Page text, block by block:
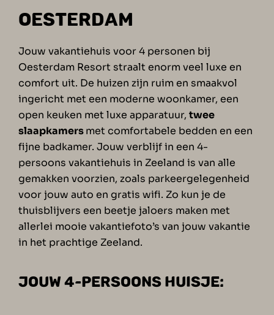
OESTERDAM
Jouw vakantiehuis voor 4 personen bij
Oesterdam Resort straalt enorm veel luxe en
comfort uit. De huizen zijn ruim en smaakvol
ingericht met een moderne woonkamer, een
open keuken met luxe apparatuur,twee
slaapkamersmet comfortabele bedden en een
fijne badkamer. Jouw verblijf in een 4-
persoons vakantiehuis in Zeeland is van alle
gemakken voorzien, zoals parkeergelegenheid
voor jouw auto engratis wifi. Zo kun je de
thuisblijvers een beetje jaloers maken met
allerlei mooie vakantiefoto’s van jouw vakantie
in het prachtige Zeeland.
JOUW 4-PERSOONS HUISJE: